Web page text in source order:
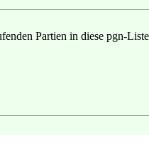
Partien in diese pgn-